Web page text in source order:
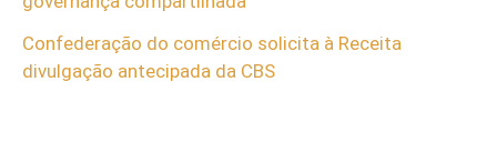
Confederação do comércio solicita à Receita
divulgação antecipada da CBS